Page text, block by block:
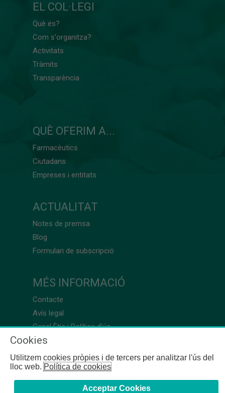
EL COL·LEGI
Què és?
Com s'organitza?
Activitats
Tràmits
Transparència
QUÈ OFERIM A...
Farmacèutics
Ciutadans
Empreses i entitats
ACTUALITAT
Notes de premsa
Blog
Formulari de subscripció
MÉS INFORMACIÓ
Contacte
Avís legal
Canal Ètic i Política d’ús
Cookies
Utilitzem cookies pròpies i de tercers per analitzar l'ús del
lloc web.Política de cookies
Acceptar Cookies